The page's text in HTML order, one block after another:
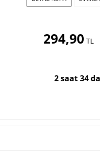
294,90 TL
2 saat 34